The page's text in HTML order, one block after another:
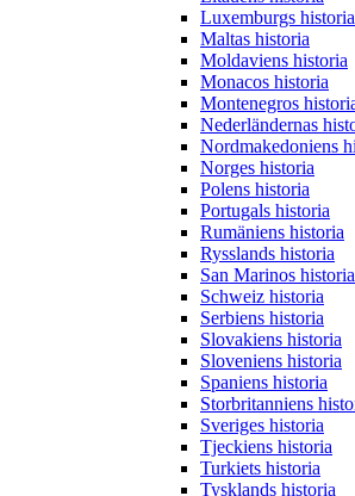
Luxemburgs historia
Maltas historia
Moldaviens historia
Monacos historia
Montenegros
Nederländernas
Nordmakedoniens
Norges historia
Polens historia
Portugals historia
Rumäniens historia
Rysslands historia
San Marinos historia
Schweiz historia
Serbiens historia
Slovakiens historia
Sloveniens historia
Spaniens historia
Storbritanniens
Sveriges historia
Tjeckiens historia
Turkiets historia
Tysklands historia